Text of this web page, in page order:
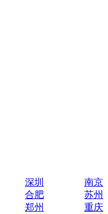
深圳
南京
合肥
苏州
郑州
重庆